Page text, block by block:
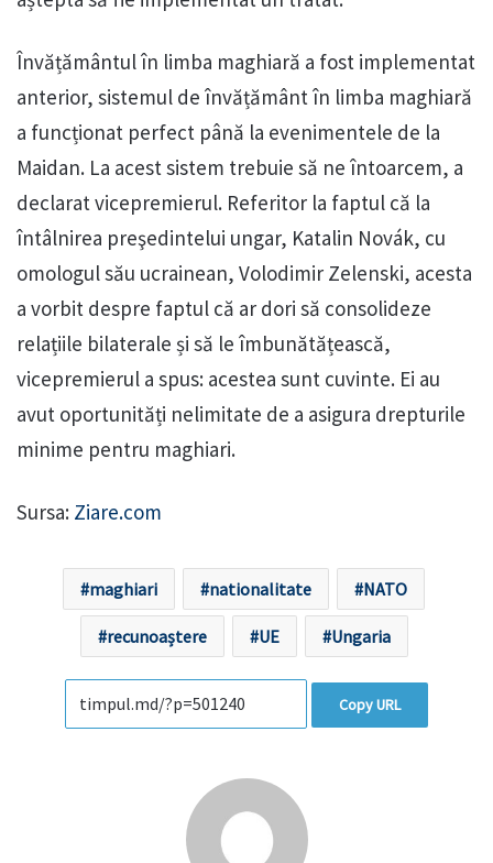
Învățământul în limba maghiară a fost implementat
anterior, sistemul de învățământ în limba maghiară
a funcționat perfect până la evenimentele de la
Maidan. La acest sistem trebuie să ne întoarcem, a
declarat vicepremierul. Referitor la faptul că la
întâlnirea preşedintelui ungar, Katalin Novák, cu
omologul său ucrainean, Volodimir Zelenski, acesta
a vorbit despre faptul că ar dori să consolideze
relațiile bilaterale și să le îmbunătățească,
vicepremierul a spus: acestea sunt cuvinte. Ei au
avut oportunități nelimitate de a asigura drepturile
minime pentru maghiari.
Sursa: Ziare.com
maghiari nationalitate NATO
recunoaștere UE Ungaria
Copy URL